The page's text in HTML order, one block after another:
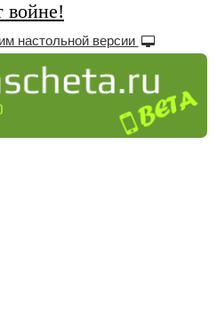
войне!
настольной версии